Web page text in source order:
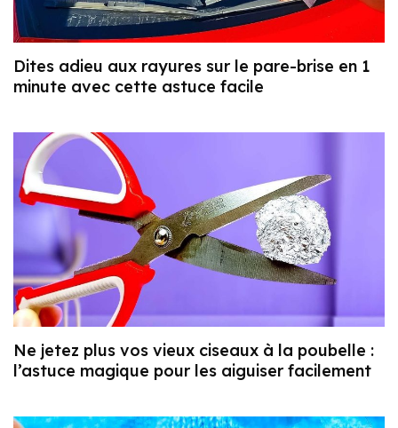
Dites adieu aux rayures sur le pare-brise en 1
minute avec cette astuce facile
Ne jetez plus vos vieux ciseaux à la poubelle :
l’astuce magique pour les aiguiser facilement